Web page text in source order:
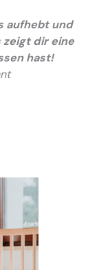
aufhebt und
zeigt dir eine
hast!